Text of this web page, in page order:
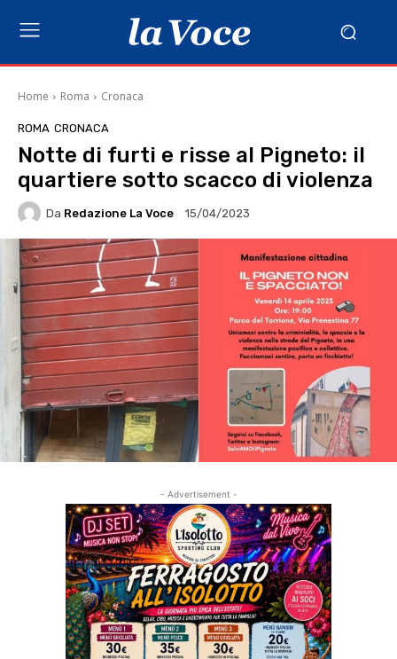
Home Roma Cronaca
ROMA CRONACA
Notte di furti e risse al Pigneto: il
quartiere sotto scacco di violenza
Da Redazione La Voce 15/04/2023
- Advertisement -